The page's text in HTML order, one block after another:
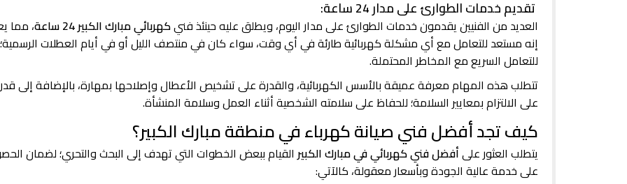
تقديم خدمات الطوارئ على مدار 24 ساعة:
العديد من الفنيين يقدمون خدمات الطوارئ على مدار اليوم، ويطلق عليه حينئذ فنيكهربائي مبارك الكبير 24 ساعة
، مما
إنه مستعد للتعامل مع أي مشكلة كهربائية طارئة في أي وقت، سواء كان في منتصف الليل أو في أيام العطلات الرسمية؛
للتعامل السريع مع المخاطر المحتملة.
تتطلب هذه المهام معرفة عميقة بالأسس الكهربائية، والقدرة على تشخيص الأعطال وإصلاحها بمهارة، بالإضافة إلى
على الالتزام بمعايير السلامة؛ للحفاظ على سلامته الشخصية أثناء العمل وسلامة المنشأة.
كيف تجد أفضل فني صيانة كهرباء في منطقة مبارك الكبير؟
يتطلب العثور علىأفضل فني كهربائي في مبارك الكبيرالقيام ببعض الخطوات التي تهدف إلى البحث والتحري؛ لضمان
على خدمة عالية الجودة وبأسعار معقولة، كالآتي: